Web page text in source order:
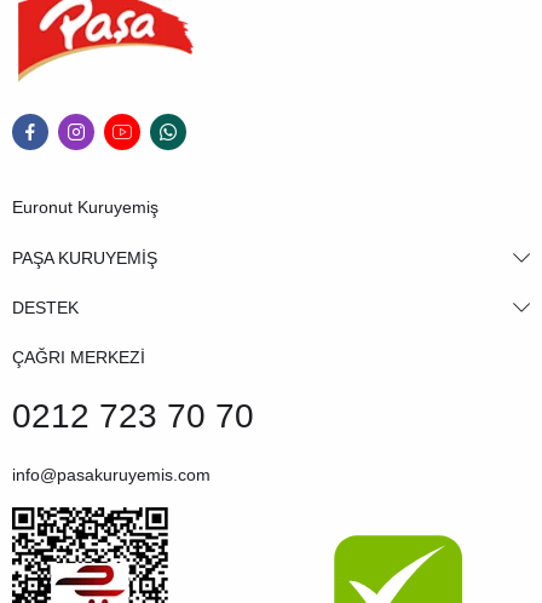
Euronut Kuruyemiş
PAŞA KURUYEMİŞ
DESTEK
ÇAĞRI MERKEZİ
0212 723 70 70
info@pasakuruyemis.com